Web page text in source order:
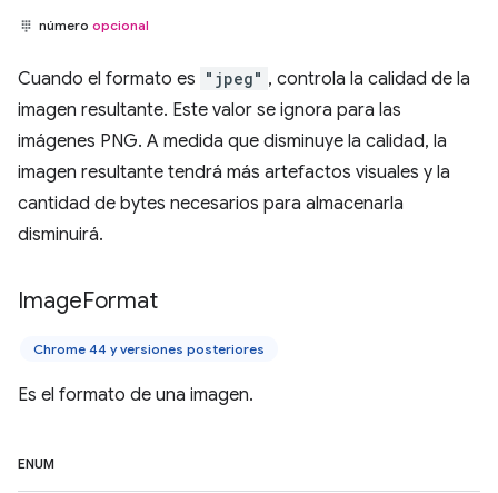
número opcional
Cuando el formato es "jpeg" , controla la calidad de la
imagen resultante. Este valor se ignora para las
imágenes PNG. A medida que disminuye la calidad, la
imagen resultante tendrá más artefactos visuales y la
cantidad de bytes necesarios para almacenarla
disminuirá.
ImageFormat
Chrome 44 y versiones posteriores
Es el formato de una imagen.
ENUM